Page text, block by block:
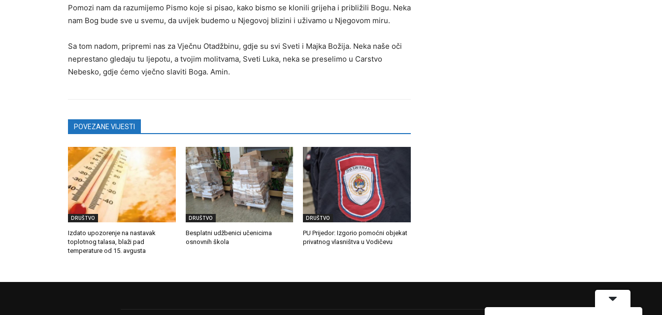
Pomozi nam da razumijemo Pismo koje si pisao, kako bismo se klonili grijeha i približili Bogu. Neka
nam Bog bude sve u svemu, da uvijek budemo u Njegovoj blizini i uživamo u Njegovom miru.
Sa tom nadom, pripremi nas za Vječnu Otadžbinu, gdje su svi Sveti i Majka Božija. Neka naše oči
neprestano gledaju tu ljepotu, a tvojim molitvama, Sveti Luka, neka se preselimo u Carstvo
Nebesko, gdje ćemo vječno slaviti Boga. Amin.
POVEZANE VIJESTI
DRUŠTVO
Izdato upozorenje na nastavak
toplotnog talasa, blaži pad
temperature od 15. avgusta
DRUŠTVO
Besplatni udžbenici učenicima
osnovnih škola
DRUŠTVO
PU Prijedor: Izgorio pomoćni objekat
privatnog vlasništva u Vodičevu